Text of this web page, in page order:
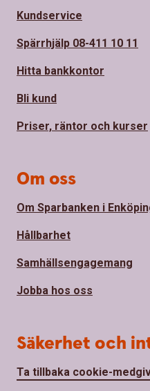
Kundservice
Spärrhjälp 08-411 10 11
Hitta bankkontor
Bli kund
Priser, räntor och kurser
Om oss
Om Sparbanken i
Hållbarhet
Samhällsengagemang
Jobba hos oss
Säkerhet och
Ta tillbaka cookie-